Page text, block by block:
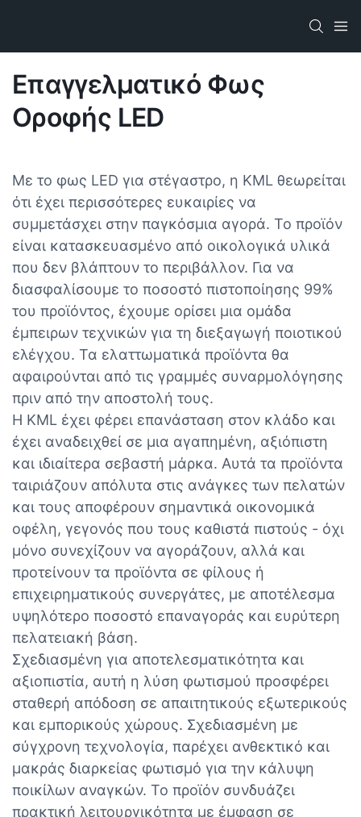
Επαγγελματικό Φως
Οροφής LED
Με το φως LED για στέγαστρο, η KML θεωρείται
ότι έχει περισσότερες ευκαιρίες να
συμμετάσχει στην παγκόσμια αγορά. Το προϊόν
είναι κατασκευασμένο από οικολογικά υλικά
που δεν βλάπτουν το περιβάλλον. Για να
διασφαλίσουμε το ποσοστό πιστοποίησης 99%
του προϊόντος, έχουμε ορίσει μια ομάδα
έμπειρων τεχνικών για τη διεξαγωγή ποιοτικού
ελέγχου. Τα ελαττωματικά προϊόντα θα
αφαιρούνται από τις γραμμές συναρμολόγησης
πριν από την αποστολή τους.
Η KML έχει φέρει επανάσταση στον κλάδο και
έχει αναδειχθεί σε μια αγαπημένη, αξιόπιστη
και ιδιαίτερα σεβαστή μάρκα. Αυτά τα προϊόντα
ταιριάζουν απόλυτα στις ανάγκες των πελατών
και τους αποφέρουν σημαντικά οικονομικά
οφέλη, γεγονός που τους καθιστά πιστούς - όχι
μόνο συνεχίζουν να αγοράζουν, αλλά και
προτείνουν τα προϊόντα σε φίλους ή
επιχειρηματικούς συνεργάτες, με αποτέλεσμα
υψηλότερο ποσοστό επαναγοράς και ευρύτερη
πελατειακή βάση.
Σχεδιασμένη για αποτελεσματικότητα και
αξιοπιστία, αυτή η λύση φωτισμού προσφέρει
σταθερή απόδοση σε απαιτητικούς εξωτερικούς
και εμπορικούς χώρους. Σχεδιασμένη με
σύγχρονη τεχνολογία, παρέχει ανθεκτικό και
μακράς διαρκείας φωτισμό για την κάλυψη
ποικίλων αναγκών. Το προϊόν συνδυάζει
πρακτική λειτουργικότητα με έμφαση σε